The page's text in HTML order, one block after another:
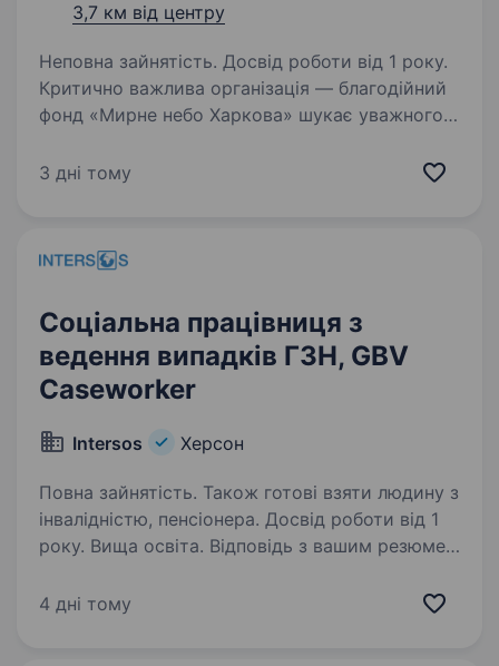
3,7 км від центру
Неповна зайнятість. Досвід роботи від 1 року.
Критично важлива організація — благодійний
фонд «Мирне небо Харкова» шукає уважного
прибиральницю для роботи у місті Херсон.
3 дні тому
Соціальна працівниця з
ведення випадків ГЗН, GBV
Caseworker
Intersos Херсон
Повна зайнятість. Також готові взяти людину з
інвалідністю, пенсіонера. Досвід роботи від 1
року. Вища освіта. Відповідь з вашим резюме
Ми пропонуємо роботу, яка має реальний сенс
4 дні тому